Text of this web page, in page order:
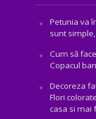
Petunia va
sunt
Cum să
Copacul
Decoreza
Flori
casa si mai